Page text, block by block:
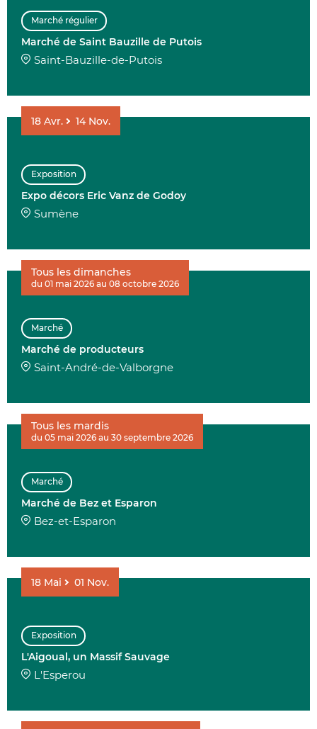
Marché régulier
Marché de Saint Bauzille de Putois
Saint-Bauzille-de-Putois
Exposition
Expo décors Eric Vanz de Godoy
Sumène
18 Avr. 14 Nov.
Marché
Marché de producteurs
Saint-André-de-Valborgne
Tous les dimanches
du 01 mai 2026 au 08 octobre 2026
Marché
Marché de Bez et Esparon
Bez-et-Esparon
Tous les mardis
du 05 mai 2026 au 30 septembre 2026
Exposition
L'Aigoual, un Massif Sauvage
L'Esperou
18 Mai 01 Nov.